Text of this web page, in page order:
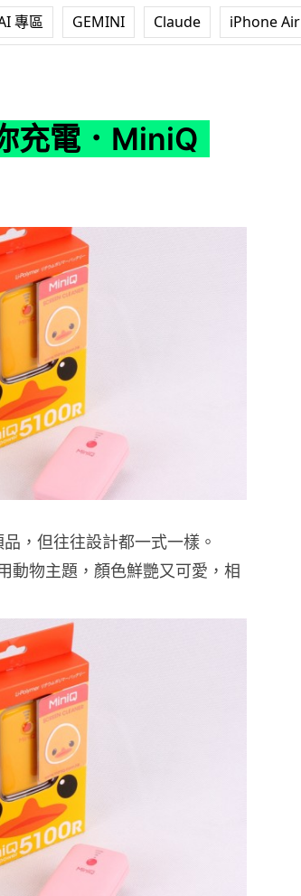
專區 GEMINI Claude iPhone Air
充電．MiniQ
，但往往設計都一式一樣。
動物主題，顏色鮮艷又可愛，相